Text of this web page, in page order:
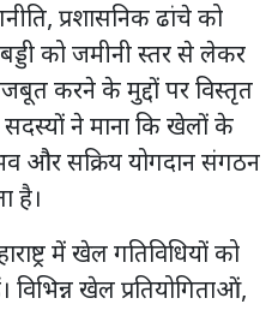
प्रशासनिक ढांचे को
को जमीनी स्तर से लेकर
करने के मुद्दों पर विस्तृत
सदस्यों ने माना कि खेलों के
और सक्रिय योगदान संगठन
है।
में खेल गतिविधियों को
विभिन्न खेल प्रतियोगिताओं,